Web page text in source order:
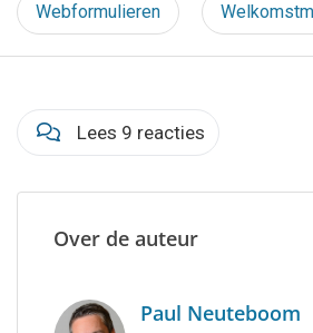
Webformulieren
Lees 9 reacties
Over de auteur
Paul Neuteboom